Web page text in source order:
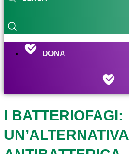
DONA
I BATTERIOFAGI:
UN’ALTERNATIVA